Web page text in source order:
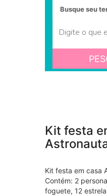
Kit festa
Kit festa em casa
Contém: 2
foguete, 12